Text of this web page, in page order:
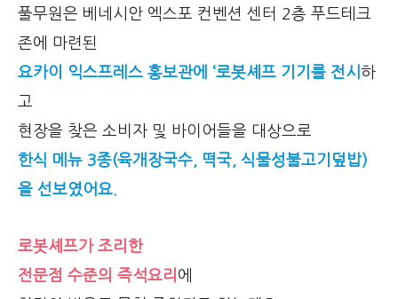
풀무원은 베네시안 엑스포 컨벤션 센터 2층 푸드테크
존에 마련된
요카이 익스프레스 홍보관에 ‘로봇셰프 기기를 전시 하
고
현장을 찾은 소비자 및 바이어들을 대상으로
한식 메뉴 3종(육개장국수, 떡국, 식물성불고기덮밥)
을 선보였어요.
로봇셰프가 조리한
전문점 수준의 즉석요리 에